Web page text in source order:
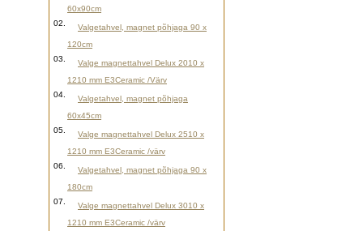
60x90cm
02.
Valgetahvel, magnet põhjaga 90 x
120cm
03.
Valge magnettahvel Delux 2010 x
1210 mm E3Ceramic /Värv
04.
Valgetahvel, magnet põhjaga
60x45cm
05.
Valge magnettahvel Delux 2510 x
1210 mm E3Ceramic /värv
06.
Valgetahvel, magnet põhjaga 90 x
180cm
07.
Valge magnettahvel Delux 3010 x
1210 mm E3Ceramic /värv